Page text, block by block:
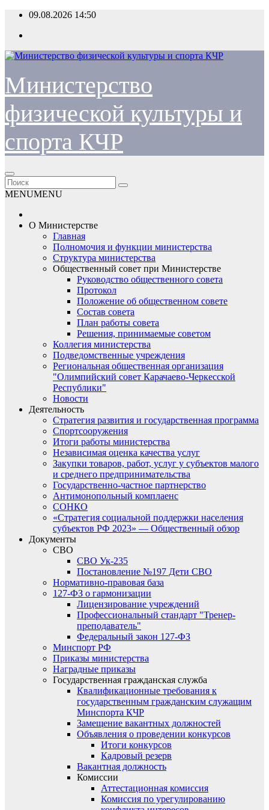
Перейти
содержимому
09.08.2026 14:50
Министерство
физической культуры и
спорта КЧР
MENUMENU
О Министерстве
Главная
Полномочия и функции министерства
Структура министерства
Общественный совет при Министерстве
Руководство общественного совета
Протокол
Положение об общественном совете
Состав совета
План работы совета
Решения, принимаемые советом
Коллегия министерства
Подведомственные учреждения
Региональная общественная организация
"Олимпийский совет Карачаево-Черкесской
Республики"
Новости
Деятельность
Стратегия развития и государственная программа
Спортсооружения
Итоги работы министерства
Независимая оценка качества услуг
Закупки товаров, работ, услуг у субъектов малого
и среднего предпринимательства
Государственно-частное партнерство
Антимонопольный комплаенс
СОНКО
«Стратегия социальной поддержки населения
субъектов РФ 2023» — Общественный обзор
Документы
СВО
СВО Ук-235
Постановление №197 Дети СВО
Нормативно-правовая база
127-ФЗ о гармонизации
Лицензирование учреждений
Профессиональный стандарт "Тренер-
преподаватель"
Федеральный закон 127-ФЗ
Минспорт РФ
Приказы министерства
Наградные приказы
Государственная гражданская служба
Квалификационные требования к
государственным гражданским служащим
Минспорта КЧР
Замещение вакантных должностей
Объявления о проведении конкурсов
Итоги конкурсов
Кадровый резерв
Вакантная должность
Комиссии
Аттестационная комиссия
Комиссия по урегулированию